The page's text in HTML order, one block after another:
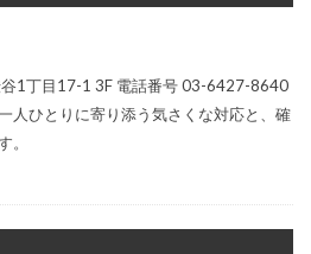
1丁目17-1 3F 電話番号 03-6427-8640
人ひとりに寄り添う気さくな対応と、確
。